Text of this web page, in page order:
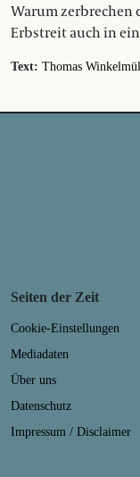
Warum zerbrechen
Erbstreit auch in
Text: Thomas
Seiten der Zeit
Cookie-Einstellungen
Mediadaten
Über uns
Datenschutz
Impressum / Disclaimer